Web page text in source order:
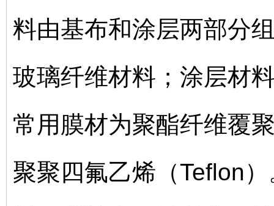
料由基布和涂层两部分
玻璃纤维材料；涂层材
常用膜材为聚酯纤维覆
聚聚四氟乙烯（Teflon